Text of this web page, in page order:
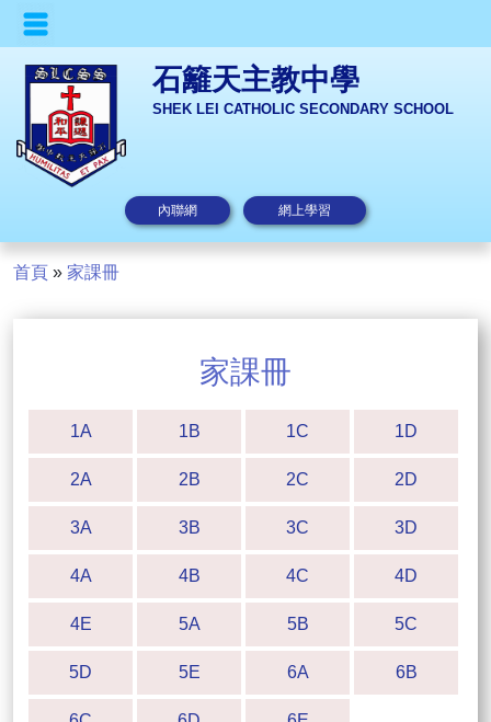
石籬天主教中學
SHEK LEI CATHOLIC SECONDARY SCHOOL
內聯網 網上學習
首頁 » 家課冊
家課冊
1A 1B 1C 1D
2A 2B 2C 2D
3A 3B 3C 3D
4A 4B 4C 4D
4E 5A 5B 5C
5D 5E 6A 6B